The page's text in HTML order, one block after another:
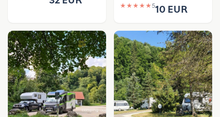
★ ★ ★ ★ ★510 EUR